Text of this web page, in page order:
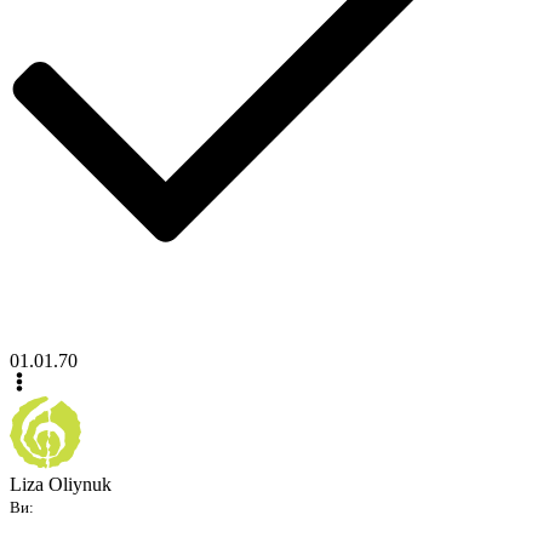
01.01.70
Liza Oliynuk
Ви: